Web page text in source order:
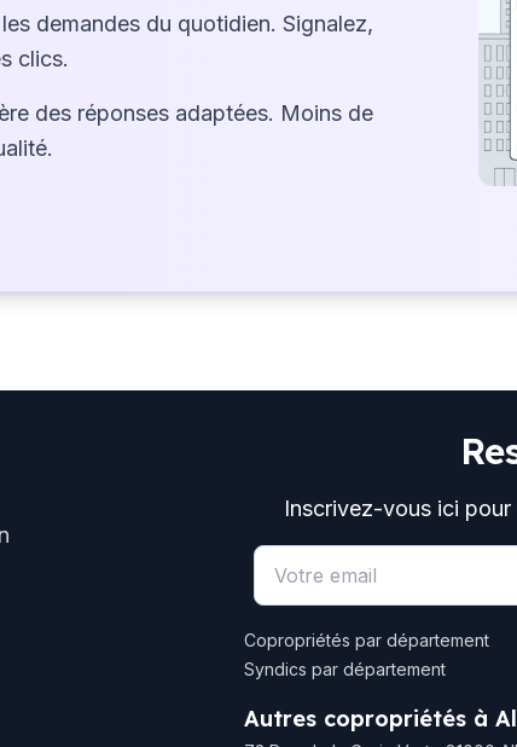
demandes du quotidien. Signalez,
clics.
des réponses adaptées. Moins de
Inscrivez-vous ici
Email address
Copropriétés par département
Syndics par département
Autres copropriétés à